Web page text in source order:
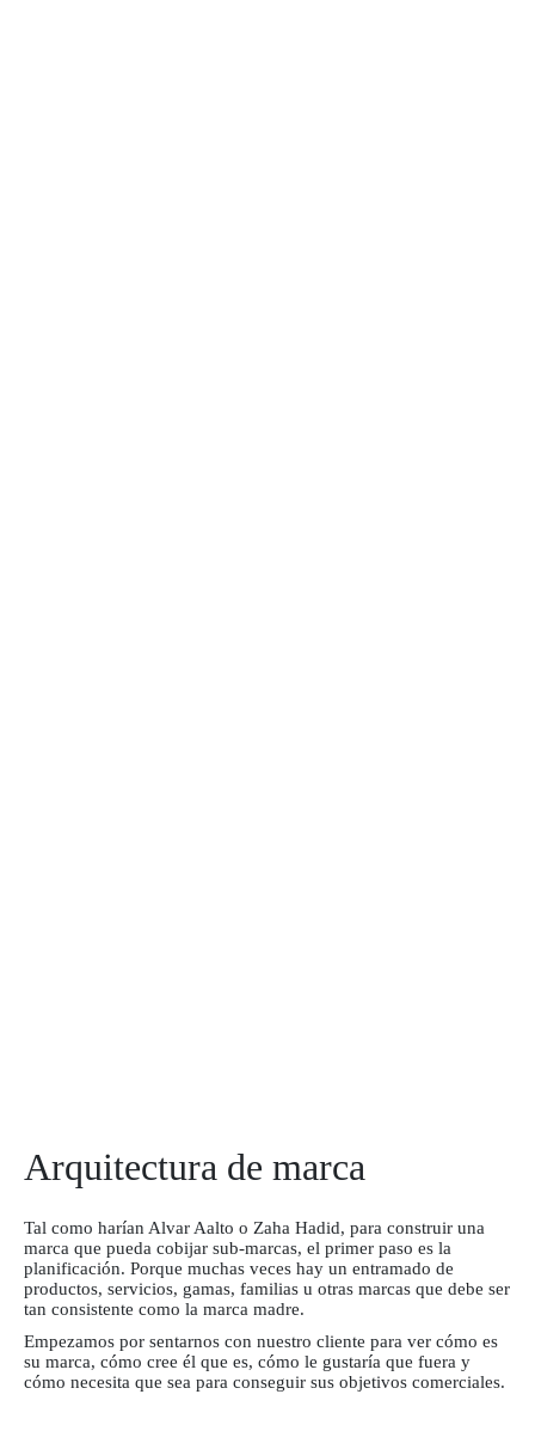
Arquitectura de marca
Tal como harían Alvar Aalto o Zaha Hadid, para construir una
marca que pueda cobijar sub-marcas, el primer paso es la
planificación. Porque muchas veces hay un entramado de
productos, servicios, gamas, familias u otras marcas que debe ser
tan consistente como la marca madre.
Empezamos por sentarnos con nuestro cliente para ver cómo es
su marca, cómo cree él que es, cómo le gustaría que fuera y
cómo necesita que sea para conseguir sus objetivos comerciales.